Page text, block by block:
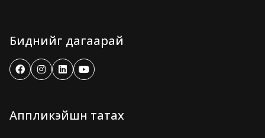
Биднийг дагаарай
Аппликэйшн татах